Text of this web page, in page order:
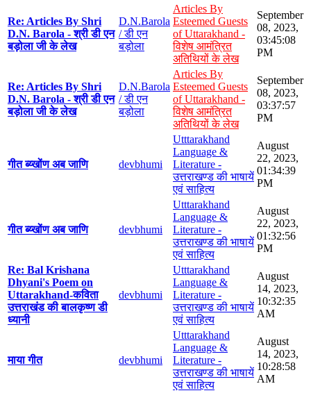
Re: Articles By Shri
D.N. Barola - श्री डी एन
बड़ोला जी के लेख
D.N.Barola
/ डी एन
बड़ोला
Articles By
Esteemed Guests
of Uttarakhand -
विशेष आमंत्रित
अतिथियों के लेख
September
08, 2023,
03:45:08
PM
Re: Articles By Shri
D.N. Barola - श्री डी एन
बड़ोला जी के लेख
D.N.Barola
/ डी एन
बड़ोला
Articles By
Esteemed Guests
of Uttarakhand -
विशेष आमंत्रित
अतिथियों के लेख
September
08, 2023,
03:37:57
PM
गीत ब्य्खोंण अब जाणि devbhumi
Utttarakhand
Language &
Literature -
उत्तराखण्ड की भाषायें
एवं साहित्य
August
22, 2023,
01:34:39
PM
गीत ब्य्खोंण अब जाणि devbhumi
Utttarakhand
Language &
Literature -
उत्तराखण्ड की भाषायें
एवं साहित्य
August
22, 2023,
01:32:56
PM
Re: Bal Krishana
Dhyani's Poem on
Uttarakhand-कविता
उत्तराखंड की बालकृष्ण डी
ध्यानी
devbhumi
Utttarakhand
Language &
Literature -
उत्तराखण्ड की भाषायें
एवं साहित्य
August
14, 2023,
10:32:35
AM
माया गीत devbhumi
Utttarakhand
Language &
Literature -
उत्तराखण्ड की भाषायें
एवं साहित्य
August
14, 2023,
10:28:58
AM